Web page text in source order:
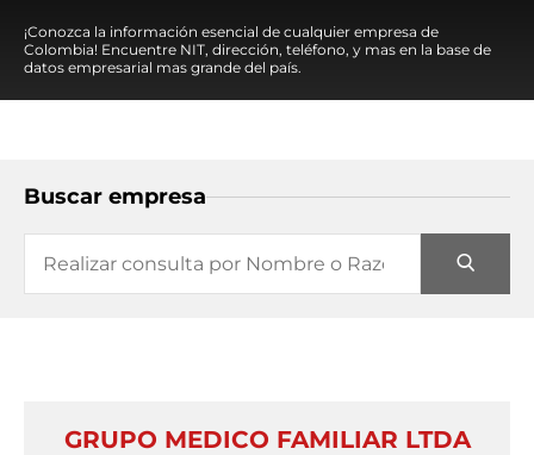
¡Conozca la información esencial de cualquier empresa de
Colombia! Encuentre NIT, dirección, teléfono, y mas en la base de
datos empresarial mas grande del país.
Buscar empresa
GRUPO MEDICO FAMILIAR LTDA